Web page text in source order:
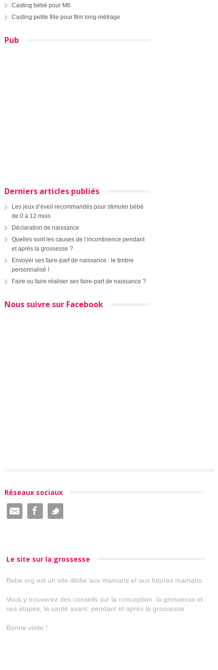
Casting bébé pour M6
Casting petite fille pour film long-métrage
Pub
Derniers articles publiés
Les jeux d’éveil recommandés pour stimuler bébé
de 0 à 12 mois
Déclaration de naissance
Quelles sont les causes de l’incontinence pendant
et après la grossesse ?
Envoyer ses faire-part de naissance : le timbre
personnalisé !
Faire ou faire réaliser ses faire-part de naissance ?
Nous suivre sur Facebook
Réseaux sociaux
Le site sur la grossesse
Bebe.org est un site dédié aux mamans et aux futures mamans.
Vous y trouverez des conseils sur la conception, la grossesse et
ses étapes, la santé avant, pendant et après la grossesse.
Bonne visite !